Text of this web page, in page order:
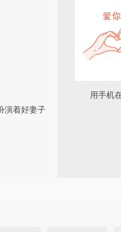
演着好妻子
用手机